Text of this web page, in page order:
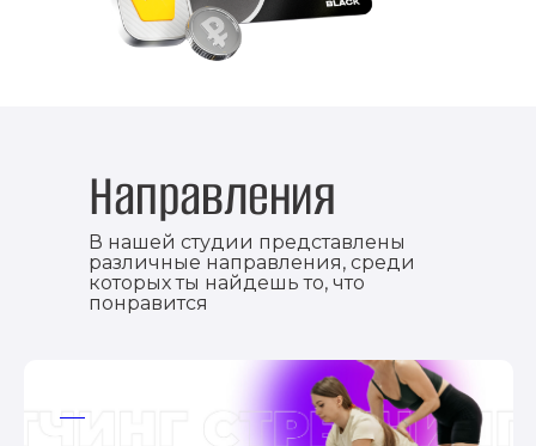
В нашей студии представлены
различные направления, среди
которых ты найдешь то, что
понравится
Направления